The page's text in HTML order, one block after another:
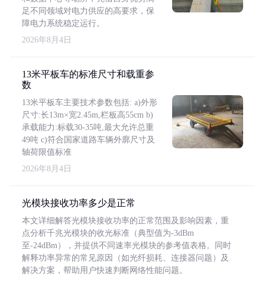
足不同领域对电力供应的高要求，保
障电力系统稳定运行。
2026年8月4日
13米平板车的标准尺寸和载重参
数
13米平板车主要技术参数包括: a)外形
尺寸:长13m×宽2.45m,栏板高55cm b)
承载能力:标载30-35吨,最大允许总重
49吨 c)符合国家道路车辆外廓尺寸及
轴荷限值标准
2026年8月4日
光模块接收功率多少是正常
本文详细解答光模块接收功率的正常范围及影响因素，重
点分析千兆光模块的收光标准（典型值为-3dBm
至-24dBm），并提供不同速率光模块的参考值表格。同时
解释功率异常的常见原因（如光纤损耗、连接器问题）及
解决方案，帮助用户快速判断网络性能问题。